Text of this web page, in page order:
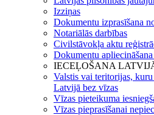
Izziņas
Dokumentu izprasīšana
Notariālās darbības
Civilstāvokļa aktu
Dokumentu
IECEĻOŠANA
Valstis vai teritorijas,
Latvijā bez vīzas
Vīzas pieteikuma
Vīzas pieprasīšanai